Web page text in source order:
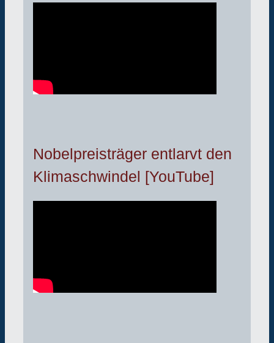
Nobelpreisträger entlarvt den
Klimaschwindel [YouTube]